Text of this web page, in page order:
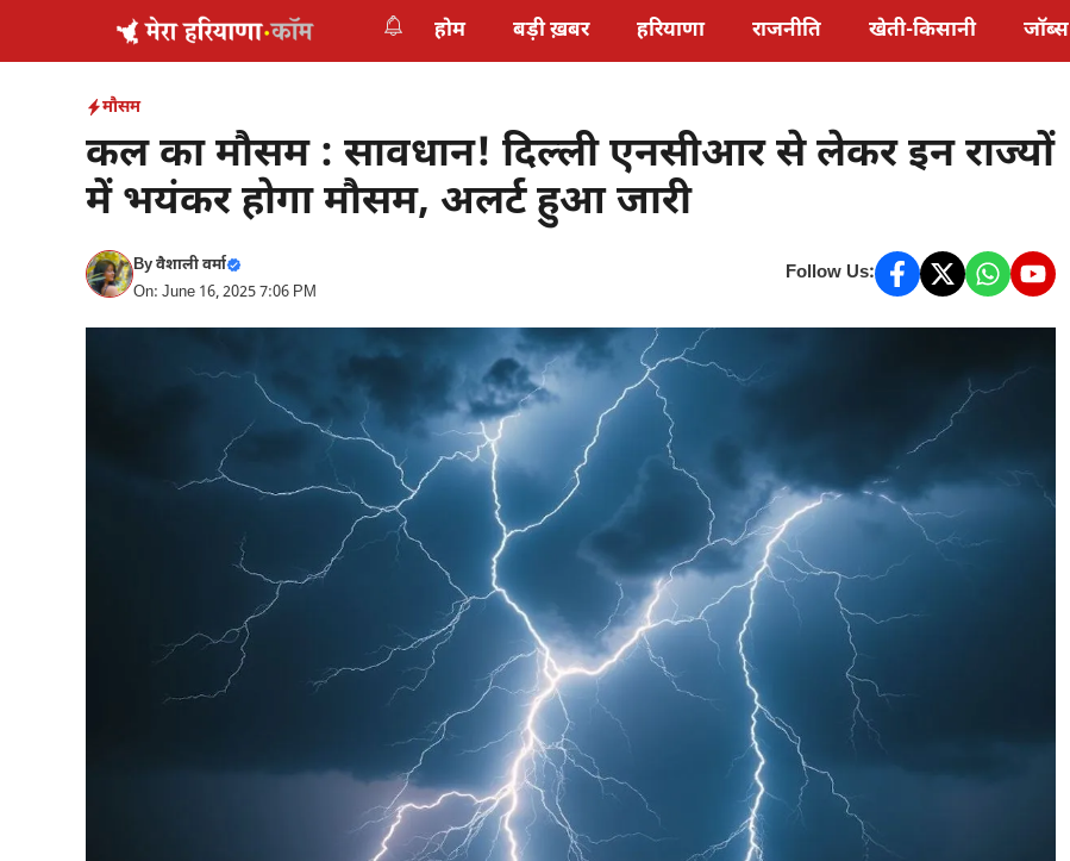
होम बड़ी ख़बर हरियाणा राजनीति खेती-किसानी जॉब्स
मौसम
कल का मौसम : सावधान! दिल्ली एनसीआर से लेकर इन राज्यों
में भयंकर होगा मौसम, अलर्ट हुआ जारी
Byवैशाली वर्मा
On: June 16, 2025 7:06 PM
Follow Us: